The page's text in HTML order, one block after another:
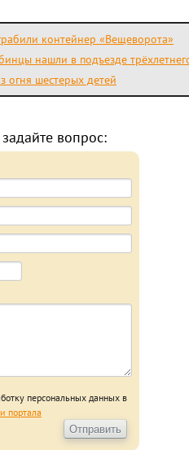
контейнер «Вещеворота»
нашли в подъезде
огня шестерых детей
вопрос:
персональных данных в
портала